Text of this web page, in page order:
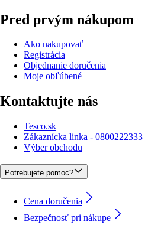
Pred prvým nákupom
Ako nakupovať
Registrácia
Objednanie doručenia
Moje obľúbené
Kontaktujte nás
Tesco.sk
Zákaznícka linka - 0800222333
Výber obchodu
Potrebujete pomoc?
Cena doručenia
Bezpečnosť pri nákupe